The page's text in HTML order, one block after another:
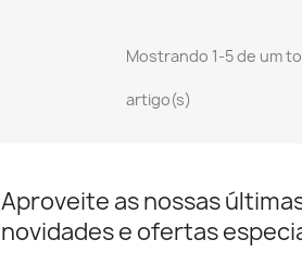
Mostrando 1-5 de um
artigo(s)
Aproveite as nossas
novidades e ofertas